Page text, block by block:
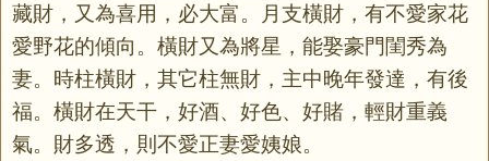
藏財，又為喜用，必大富。月支橫財，有不愛家花
愛野花的傾向。橫財又為將星，能娶豪門閨秀為
妻。時柱橫財，其它柱無財，主中晚年發達，有後
福。橫財在天干，好酒、好色、好賭，輕財重義
氣。財多透，則不愛正妻愛姨娘。